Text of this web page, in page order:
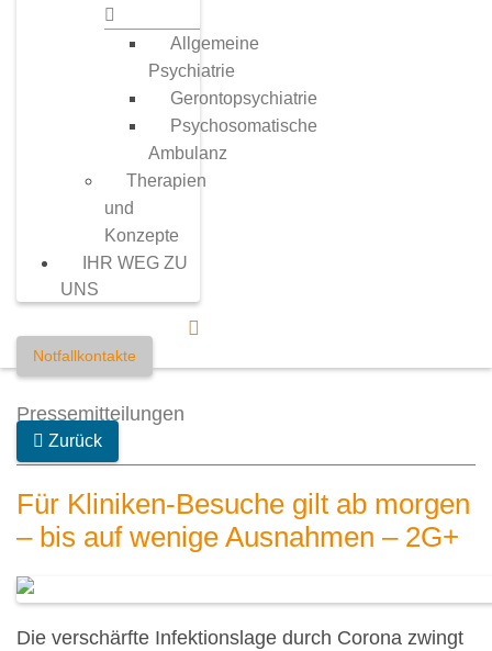
Allgemeine
Psychiatrie
Gerontopsychiatrie
Psychosomatische
Ambulanz
Therapien
und
Konzepte
IHR WEG ZU
UNS
Notfallkontakte
Pressemitteilungen
Zurück
Für Kliniken-Besuche gilt ab morgen
– bis auf wenige Ausnahmen – 2G+
Die verschärfte Infektionslage durch Corona zwingt